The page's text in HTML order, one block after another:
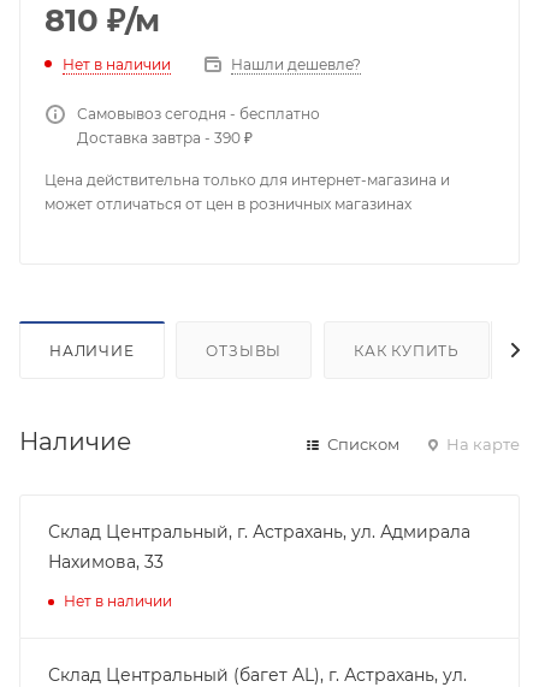
810 ₽/м
Нет в наличии Нашли дешевле?
Самовывоз сегодня - бесплатно
Доставка завтра - 390 ₽
Цена действительна только для интернет-магазина и
может отличаться от цен в розничных магазинах
НАЛИЧИЕ ОТЗЫВЫ КАК КУПИТЬ
Наличие Списком На карте
Склад Центральный, г. Астрахань, ул. Адмирала
Нахимова, 33
Нет в наличии
Склад Центральный (багет AL), г. Астрахань, ул.